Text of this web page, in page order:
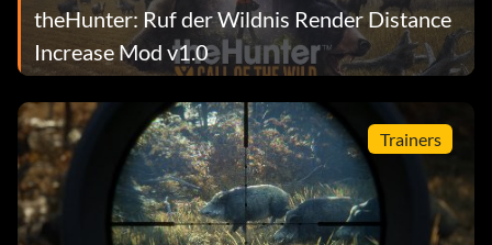
theHunter: Ruf der Wildnis Render Distance
Increase Mod v1.0
Trainers